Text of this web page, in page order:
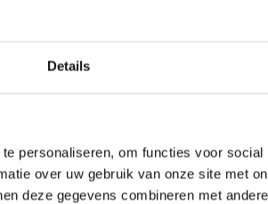
Details
personaliseren, om functies voor
over uw gebruik van onze site met
deze gegevens combineren met